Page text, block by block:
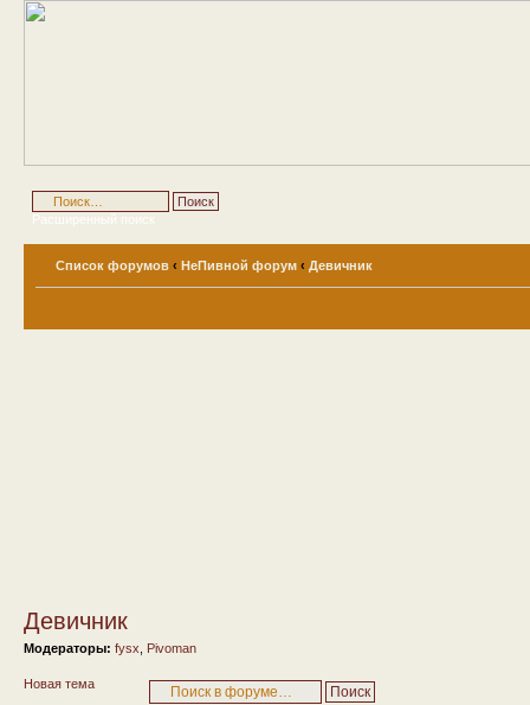
Расширенный поиск
Список форумов ‹ НеПивной форум ‹ Девичник
Девичник
Модераторы: fysx Pivoman
Новая тема